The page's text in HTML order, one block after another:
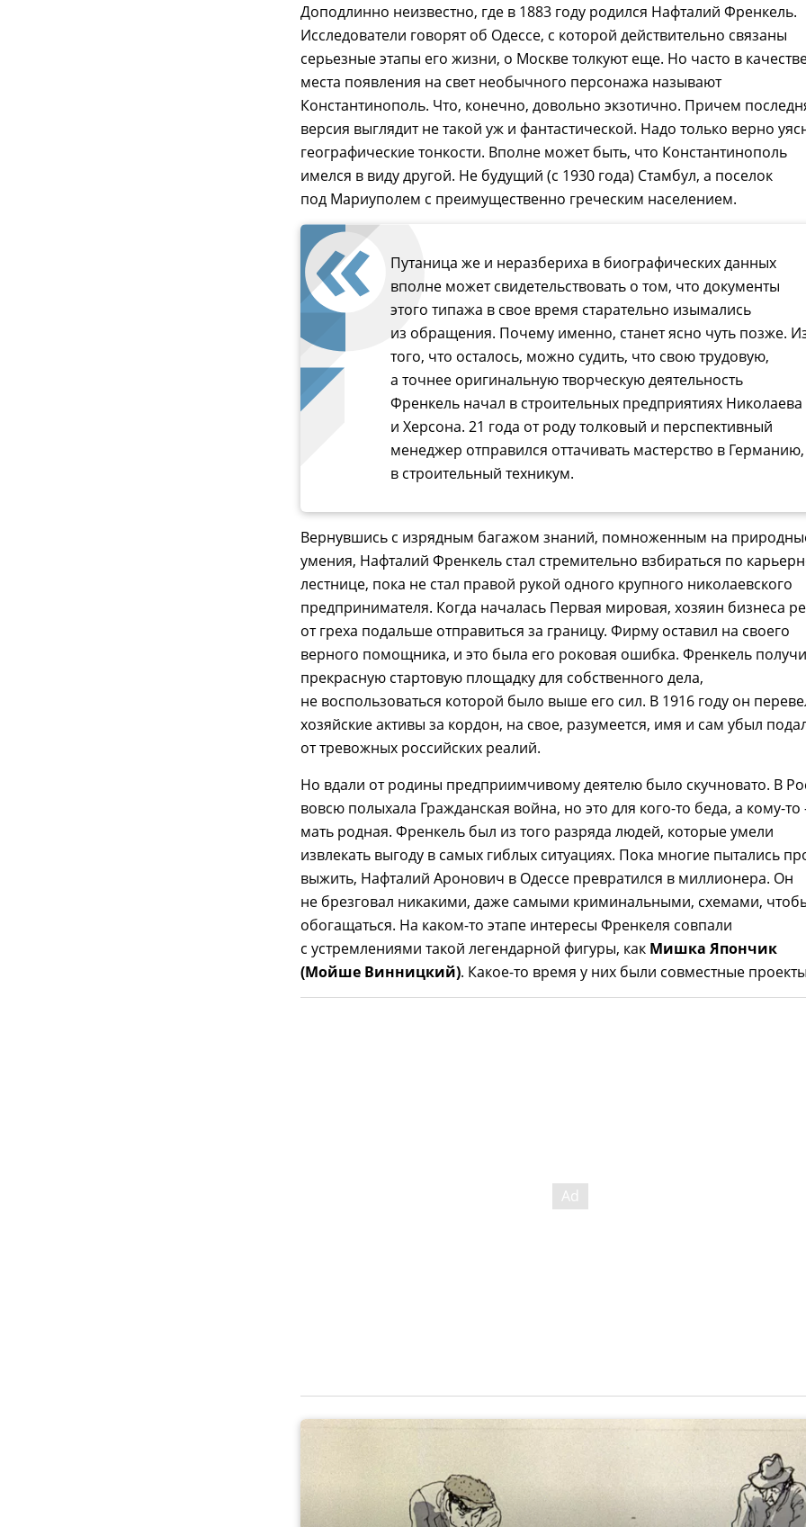
Доподлинно неизвестно, где в 1883 году родился Нафталий Френкель.
Исследователи говорят об Одессе, с которой действительно связаны
серьезные этапы его жизни, о Москве толкуют еще. Но часто в
места появления на свет необычного персонажа называют
Константинополь. Что, конечно, довольно экзотично. Причем
версия выглядит не такой уж и фантастической. Надо только верно
географические тонкости. Вполне может быть, что Константинополь
имелся в виду другой. Не будущий (с 1930 года) Стамбул, а поселок
под Мариуполем с преимущественно греческим населением.
Путаница же и неразбериха в биографических данных
вполне может свидетельствовать о том, что документы
этого типажа в свое время старательно изымались
из обращения. Почему именно, станет ясно чуть позже.
того, что осталось, можно судить, что свою трудовую,
а точнее оригинальную творческую деятельность
Френкель начал в строительных предприятиях Николаева
и Херсона. 21 года от роду толковый и перспективный
менеджер отправился оттачивать мастерство в Германию,
в строительный техникум.
Вернувшись с изрядным багажом знаний, помноженным на
умения, Нафталий Френкель стал стремительно взбираться по
лестнице, пока не стал правой рукой одного крупного николаевского
предпринимателя. Когда началась Первая мировая, хозяин бизнеса
от греха подальше отправиться за границу. Фирму оставил на своего
верного помощника, и это была его роковая ошибка. Френкель
прекрасную стартовую площадку для собственного дела,
не воспользоваться которой было выше его сил. В 1916 году он
хозяйские активы за кордон, на свое, разумеется, имя и сам убыл
от тревожных российских реалий.
Но вдали от родины предприимчивому деятелю было скучновато. В
вовсю полыхала Гражданская война, но это для кого-то беда, а кому-
мать родная. Френкель был из того разряда людей, которые умели
извлекать выгоду в самых гиблых ситуациях. Пока многие пытались
выжить, Нафталий Аронович в Одессе превратился в миллионера. Он
не брезговал никакими, даже самыми криминальными, схемами,
обогащаться. На каком-то этапе интересы Френкеля совпали
с устремлениями такой легендарной фигуры, как Мишка Япончик
(Мойше Винницкий). Какое-то время у них были совместные